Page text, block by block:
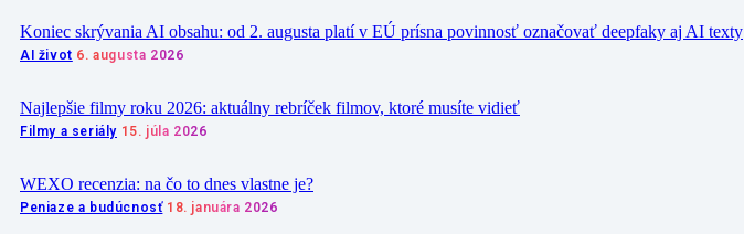
Koniec skrývania AI obsahu: od 2. augusta platí v EÚ prísna povinnosť označovať deepfaky aj AI texty
AI život 6. augusta 2026
Najlepšie filmy roku 2026: aktuálny rebríček filmov, ktoré musíte vidieť
Filmy a seriály 15. júla 2026
WEXO recenzia: na čo to dnes vlastne je?
Peniaze a budúcnosť 18. januára 2026